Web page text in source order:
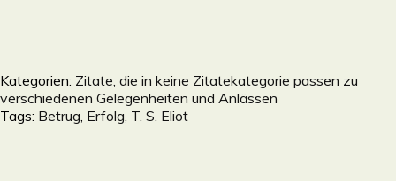
Kategorien: Zitate, die in keine Zitatekategorie passen zu
verschiedenen Gelegenheiten und Anlässen
Tags: Betrug Erfolg T. S. Eliot